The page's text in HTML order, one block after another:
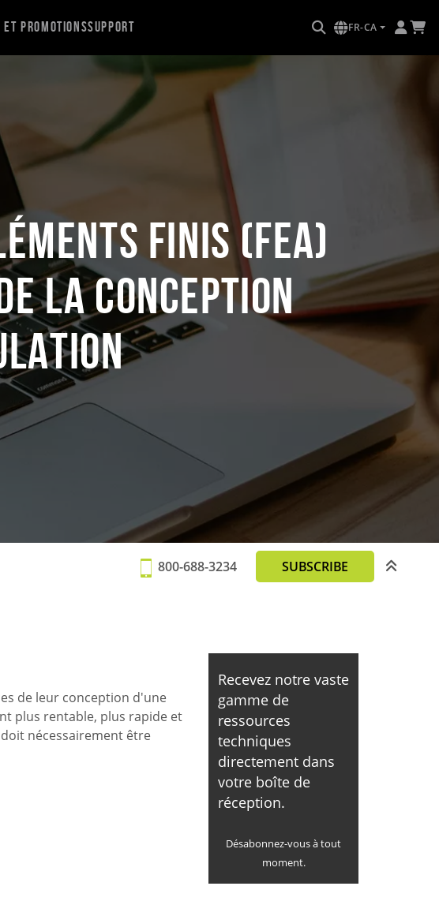
promotionsSupport FR-CA
finis (FEA)
la conception
800-688-3234 SUBSCRIBE
de leur conception d'une
plus rentable, plus rapide et
nécessairement être
Recevez notre vaste
gamme de
ressources
techniques
directement dans
votre boîte de
réception.
Désabonnez-vous à tout
moment.